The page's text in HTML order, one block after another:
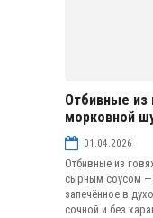
Блюда из
Отбивные из
морковной
01.04.2026
Отбивные из
сырным соусом —
запечённое в
сочной и без